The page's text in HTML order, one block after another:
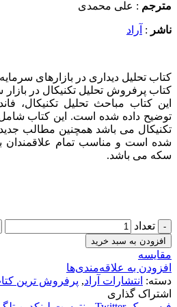
مترجم : علی محمدی
ناشر : آراد
کتاب تحلیل دیداری در بازارهای
کتاب پرفروش تحلیل تکنیکال در
این کتاب مباحث تحلیل تکنیکال،
توضیح داده شده است. این کتاب
تکنیکال می باشد همچنین مطالب
شده است و مناسب تمام علاقمندان
سکه می باشد.
تعداد
افزودن به سبد خرید
مقایسه
افزودن به علاقه‌مندی‌ها
دسته: انتشارات آراد, پرفروش ترین
اشتراک گذاری